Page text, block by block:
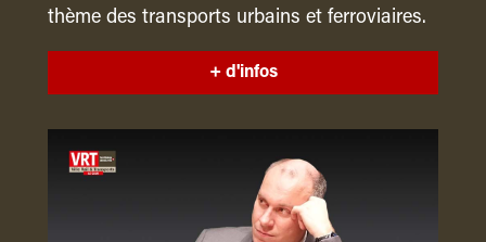
thème des transports urbains et ferroviaires.
+ d'infos